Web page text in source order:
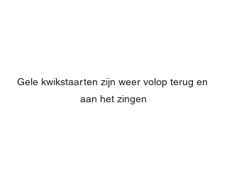
Gele kwikstaarten zijn weer volop terug en
aan het zingen